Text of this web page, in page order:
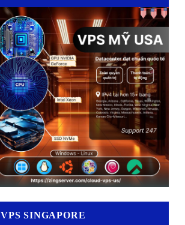
VPS SINGAPORE